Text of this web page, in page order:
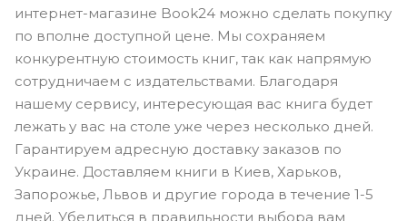
интернет-магазине Book24 можно сделать покупку
по вполне доступной цене. Мы сохраняем
конкурентную стоимость книг, так как напрямую
сотрудничаем с издательствами. Благодаря
нашему сервису, интересующая вас книга будет
лежать у вас на столе уже через несколько дней.
Гарантируем адресную доставку заказов по
Украине. Доставляем книги в Киев, Харьков,
Запорожье, Львов и другие города в течение 1-5
дней. Убедиться в правильности выбора вам